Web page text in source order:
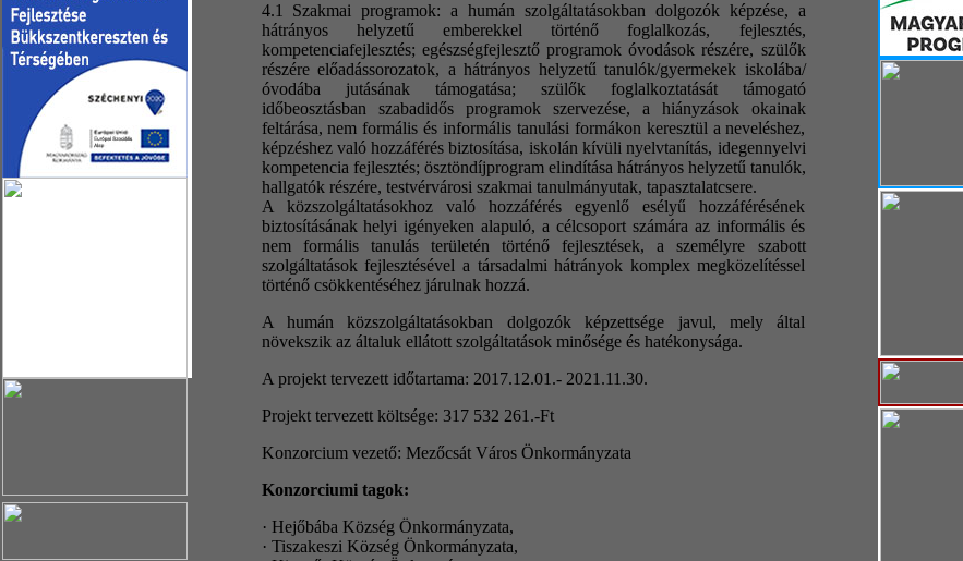
4.1 Szakmai programok: a humán szolgáltatásokban dolgozók képzése, a
hátrányos helyzetű emberekkel történő foglalkozás, fejlesztés,
kompetenciafejlesztés; egészségfejlesztő programok óvodások részére, szülők
részére előadássorozatok, a hátrányos helyzetű tanulók/gyermekek iskolába/
óvodába jutásának támogatása; szülők foglalkoztatását támogató
időbeosztásban szabadidős programok szervezése, a hiányzások okainak
feltárása, nem formális és informális tanulási formákon keresztül a neveléshez,
képzéshez való hozzáférés biztosítása, iskolán kívüli nyelvtanítás, idegennyelvi
kompetencia fejlesztés; ösztöndíjprogram elindítása hátrányos helyzetű tanulók,
hallgatók részére, testvérvárosi szakmai tanulmányutak, tapasztalatcsere.
A közszolgáltatásokhoz való hozzáférés egyenlő esélyű hozzáférésének
biztosításának helyi igényeken alapuló, a célcsoport számára az informális és
nem formális tanulás területén történő fejlesztések, a személyre szabott
szolgáltatások fejlesztésével a társadalmi hátrányok komplex megközelítéssel
történő csökkentéséhez járulnak hozzá.
A humán közszolgáltatásokban dolgozók képzettsége javul, mely által
növekszik az általuk ellátott szolgáltatások minősége és hatékonysága.
A projekt tervezett időtartama: 2017.12.01.- 2021.11.30.
Projekt tervezett költsége: 317 532 261.-Ft
Konzorcium vezető: Mezőcsát Város Önkormányzata
Konzorciumi tagok:
· Hejőbába Község Önkormányzata,
· Tiszakeszi Község Önkormányzata,